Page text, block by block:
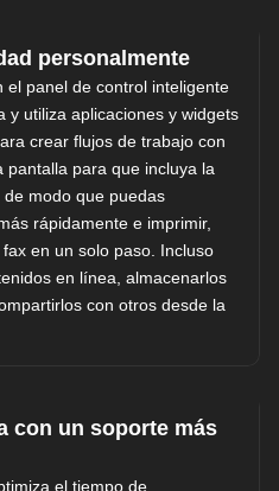
personalmente
el panel de control inteligente
y utiliza aplicaciones y widgets
crear flujos de trabajo con
pantalla para que incluya la
modo que puedas
rápidamente e imprimir,
en un solo paso. Incluso
en línea, almacenarlos
con otros desde la
con un soporte más
el tiempo de